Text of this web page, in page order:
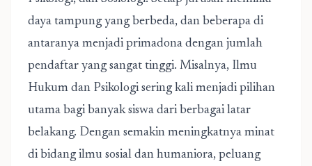
daya tampung yang berbeda, dan beberapa di
antaranya menjadi primadona dengan jumlah
pendaftar yang sangat tinggi. Misalnya, Ilmu
Hukum dan Psikologi sering kali menjadi pilihan
utama bagi banyak siswa dari berbagai latar
belakang. Dengan semakin meningkatnya minat
di bidang ilmu sosial dan humaniora, peluang